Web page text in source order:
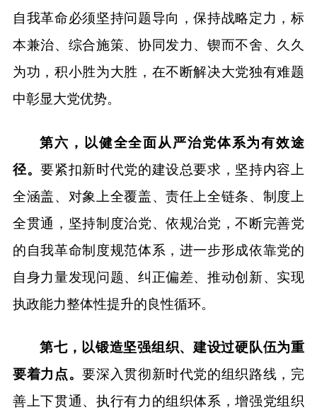
自我革命必须坚持问题导向，保持战略定力，标
本兼治、综合施策、协同发力、锲而不舍、久久
为功，积小胜为大胜，在不断解决大党独有难题
中彰显大党优势。
第六，以健全全面从严治党体系为有效途
径。要紧扣新时代党的建设总要求，坚持内容上
全涵盖、对象上全覆盖、责任上全链条、制度上
全贯通，坚持制度治党、依规治党，不断完善党
的自我革命制度规范体系，进一步形成依靠党的
自身力量发现问题、纠正偏差、推动创新、实现
执政能力整体性提升的良性循环。
第七，以锻造坚强组织、建设过硬队伍为重
要着力点。要深入贯彻新时代党的组织路线，完
善上下贯通、执行有力的组织体系，增强党组织